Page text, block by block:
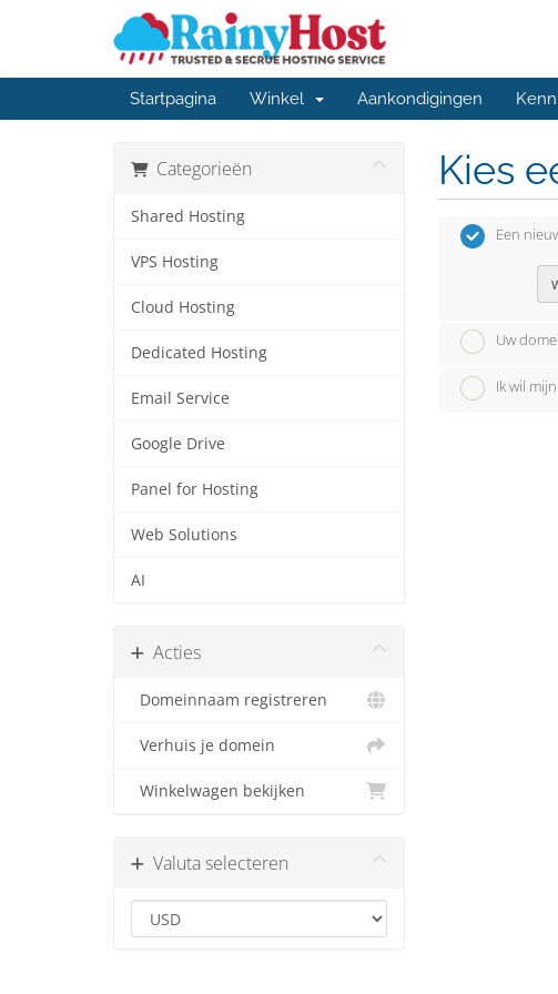
Startpagina Winkel Aankondigingen
Categorieën
Shared Hosting
VPS Hosting
Cloud Hosting
Dedicated Hosting
Email Service
Google Drive
Panel for Hosting
Web Solutions
AI
Acties
Domeinnaam registreren
Verhuis je domein
Winkelwagen bekijken
Valuta selecteren
Kies
Een
Uw
Ik wil